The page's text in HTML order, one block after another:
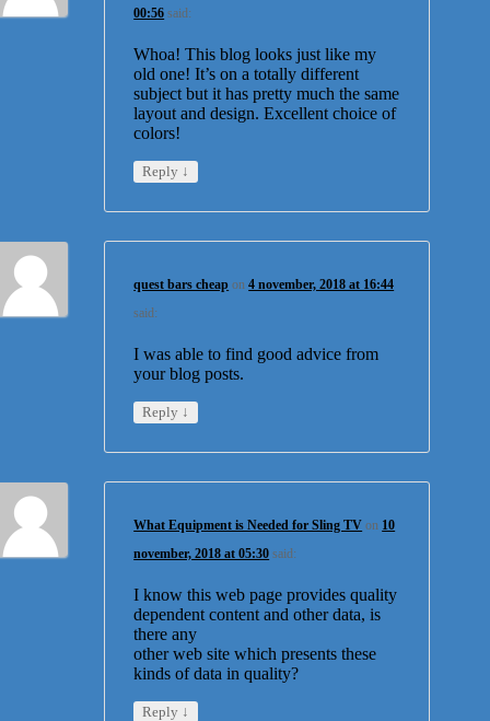
00:56 said:
Whoa! This blog looks just like my
old one! It’s on a totally different
subject but it has pretty much the same
layout and design. Excellent choice of
colors!
Reply ↓
quest bars cheap on4 november, 2018 at 16:44
said:
I was able to find good advice from
your blog posts.
Reply ↓
What Equipment is Needed for Sling TV on 10
november, 2018 at 05:30 said:
I know this web page provides quality
dependent content and other data, is
there any
other web site which presents these
kinds of data in quality?
Reply ↓